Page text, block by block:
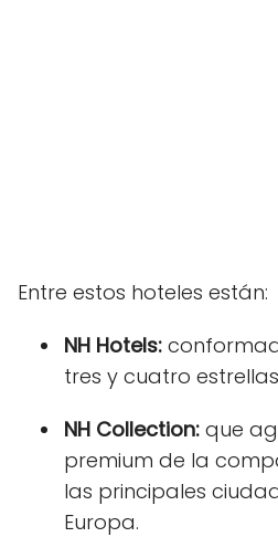
Entre estos hoteles están:
NH Hotels:
tres y cuatro
NH Collection: que
premium de la
las principales
Europa.